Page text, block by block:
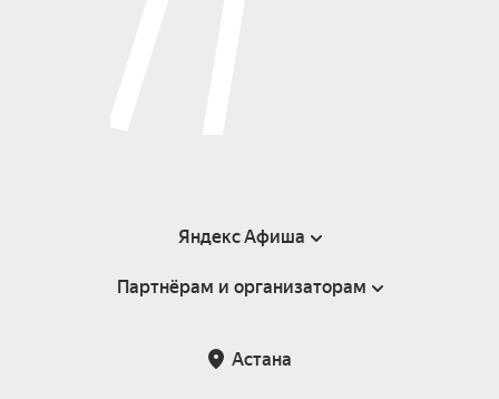
Яндекс Афиша
Справка
Возврат билетов
Партнёрам и организаторам
Астана